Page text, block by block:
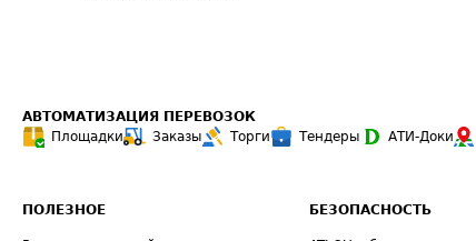
АВТОМАТИЗАЦИЯ ПЕРЕВОЗОК
Площадки
Заказы Торги Тендеры АТИ-Доки
ПОЛЕЗНОЕ БЕЗОПАСНОСТЬ